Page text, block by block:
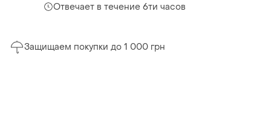
Отвечает в течение 6ти часов
Защищаем покупки до 1 000 грн